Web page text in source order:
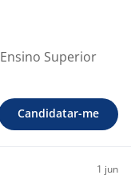
Ensino Superior
Candidatar-me
1 jun